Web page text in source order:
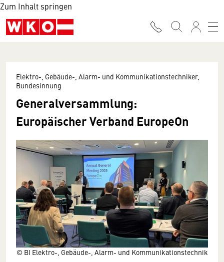
Zum Inhalt springen
© BI Elektro-, Gebäude-, Alarm- und Kommunikationstechnik
Elektro-, Gebäude-, Alarm- und Kommunikationstechniker,
Bundesinnung
Generalversammlung:
Europäischer Verband EuropeOn